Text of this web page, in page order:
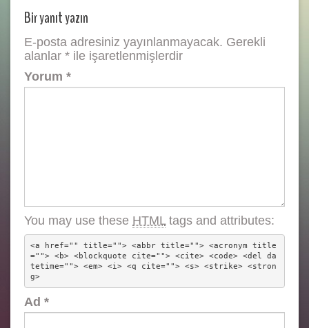
Bir yanıt yazın
E-posta adresiniz yayınlanmayacak. Gerekli
alanlar * ile işaretlenmişlerdir
Yorum *
You may use these HTMLtags and attributes:
<a href="" title=""> <abbr title=""> <acronym title
=""> <b> <blockquote cite=""> <cite> <code> <del da
tetime=""> <em> <i> <q cite=""> <s> <strike> <stron
g>
Ad *